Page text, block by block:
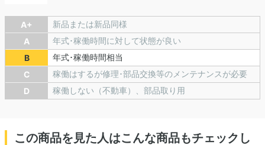
A+
新品または新品同様
A
年式･稼働時間に対して状態が良い
B
年式･稼働時間相当
C
稼働はするが修理･部品交換等のメンテナンスが必要
D
稼働しない（不動車）、部品取り用
この商品を見た人はこんな商品もチェックし